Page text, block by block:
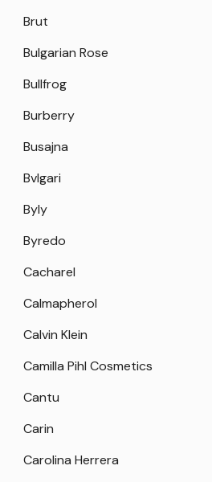
Brut
Bulgarian Rose
Bullfrog
Burberry
Busajna
Bvlgari
Byly
Byredo
Cacharel
Calmapherol
Calvin Klein
Camilla Pihl Cosmetics
Cantu
Carin
Carolina Herrera